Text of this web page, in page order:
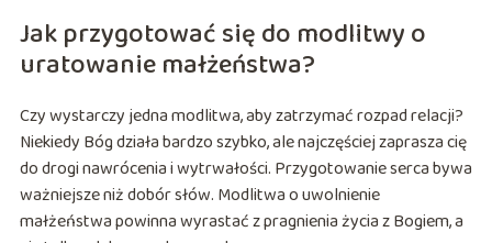
Jak przygotować się do modlitwy o
uratowanie małżeństwa?
Czy wystarczy jedna modlitwa, aby zatrzymać rozpad relacji?
Niekiedy Bóg działa bardzo szybko, ale najczęściej zaprasza cię
do drogi nawrócenia i wytrwałości. Przygotowanie serca bywa
ważniejsze niż dobór słów. Modlitwa o uwolnienie
małżeństwa powinna wyrastać z pragnienia życia z Bogiem, a